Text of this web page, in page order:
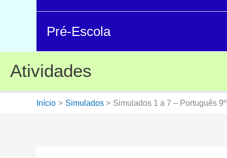
Pré-Escola
Atividades
Início Simulados Simulados 1 a 7 – Português